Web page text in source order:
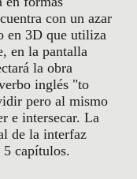
con un azar
en 3D que utiliza
en la pantalla
la obra
inglés "to
pero al mismo
e intersecar. La
de la interfaz
capítulos.